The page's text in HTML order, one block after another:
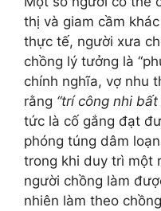
thị và giam cầm
thực tế, người xưa
chồng lý tưởng là
chính nghĩa, vợ nhu
rằng “trí công nhi
tức là cố gắng đạt
phóng túng dâm
trong khi duy trì một
người chồng làm
nhiên làm theo